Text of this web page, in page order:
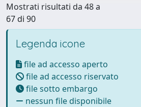
Mostrati risultati da 48 a
67 di 90
Legenda icone
file ad accesso aperto
file ad accesso riservato
file sotto embargo
nessun file disponibile